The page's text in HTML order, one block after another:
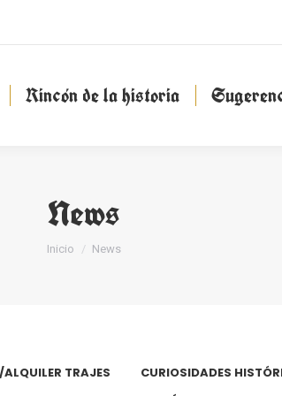
Rincón de la historia
News
Estás aquí:
Inicio News
TRAJES CURIOSIDADES
Rincón de la historia